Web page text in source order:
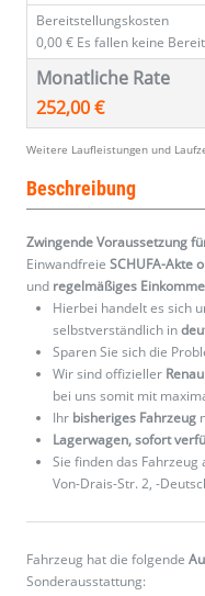
Bereitstellungskosten
0,00 € Es fallen keine
Monatliche Rate
252,00 €
Weitere Laufleistungen und
Beschreibung
Zwingende Voraussetzung
Einwandfreie SCHUFA-Akte
und regelmäßiges
Hierbei handelt es sich
selbstverständlich in
Sparen Sie sich die
Wir sind offizieller
bei uns somit mit
Ihr bisheriges Fahrzeug
Lagerwagen, sofort
Sie finden das
Von-Drais-Str. 2, -
Fahrzeug hat die folgende
Sonderausstattung: